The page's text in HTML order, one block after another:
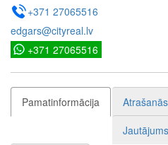
+371 27065516
edgars@cityreal.lv
+371 27065516
Pamatinformācija